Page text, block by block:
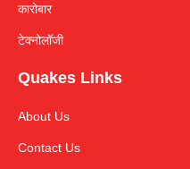
कारोबार
टेक्नोलॉजी
Quakes Links
About Us
Contact Us